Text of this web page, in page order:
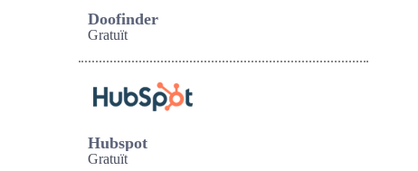
Doofinder
Gratuït
Hubspot
Gratuït